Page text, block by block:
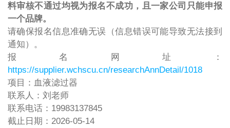
料审核不通过均视为报名不成功，且一家公司只能申报
一个品牌。
请确保报名信息准确无误（信息错误可能导致无法接到
通知）。
报名网址：
https://supplier.wchscu.cn/researchAnnDetail/1018
项目：血液滤过器
联系人：刘老师
联系电话：19983137845
截止日期：2026-05-14